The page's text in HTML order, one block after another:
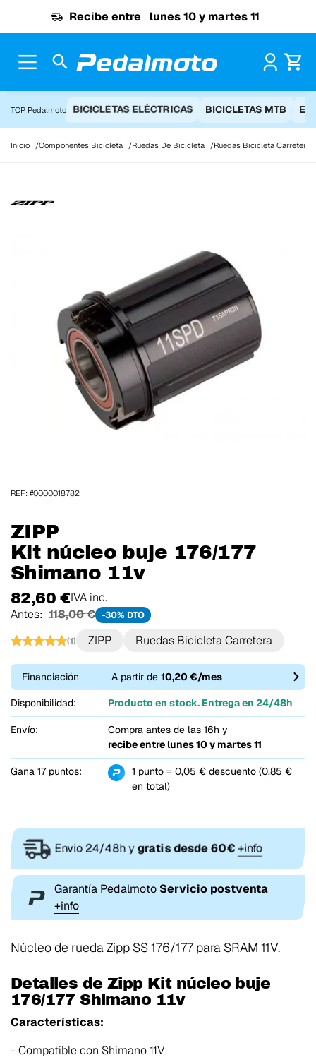
Recibe entre lunes 10 y martes 11
TOP Pedalmoto BICICLETAS ELÉCTRICAS BICICLETAS MTB
Inicio Componentes Bicicleta Ruedas De Bicicleta Ruedas Bicicleta Carretera
ZIPP
Kit núcleo buje 176/177
Shimano 11v
82,60 €IVA inc.
Antes: 118,00 € -30% DTO
(1) ZIPP Ruedas Bicicleta Carretera
Financiación A partir de10,20 €/mes
Disponibilidad: Producto en stock. Entrega en 24/48h
Envío:
Compra antes de las 16h y
recibe entre lunes 10 y martes 11
Gana 17 puntos:
1 punto = 0,05 € descuento (0,85 €
en total)
REF: #0000018782
Envio 24/48h ygratis desde 60€+info
Garantía Pedalmoto Servicio postventa
+info
Núcleo de rueda Zipp SS 176/177 para SRAM 11V.
Detalles de Zipp Kit núcleo buje
176/177 Shimano 11v
Características:
- Compatible con Shimano 11V